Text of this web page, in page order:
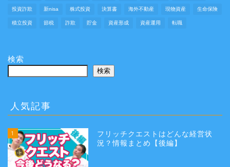
投資詐欺 新nisa 株式投資 決算書 海外不動産 現物資産 生命保険
積立投資 節税 詐欺 貯金 資産形成 資産運用 転職
検索
検索
人気記事
1
フリッチクエストはどんな経営状
況？情報まとめ【後編】